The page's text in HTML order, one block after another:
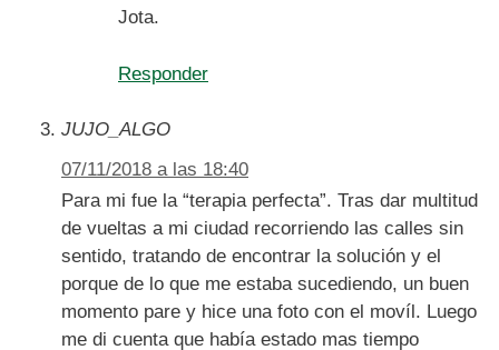
Jota.
Responder
JUJO_ALGO
07/11/2018 a las 18:40
Para mi fue la “terapia perfecta”. Tras dar multitud
de vueltas a mi ciudad recorriendo las calles sin
sentido, tratando de encontrar la solución y el
porque de lo que me estaba sucediendo, un buen
momento pare y hice una foto con el movíl. Luego
me di cuenta que había estado mas tiempo